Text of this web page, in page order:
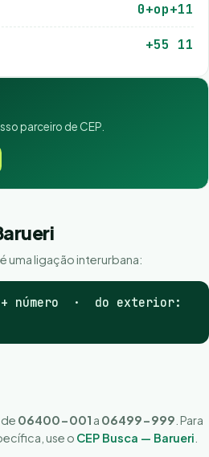
0+op+11
+55 11
parceiro de CEP.
uma ligação interurbana:
+ número · do exterior:
de 06400-001 a 06499-999 . Para
use o CEP Busca — Barueri